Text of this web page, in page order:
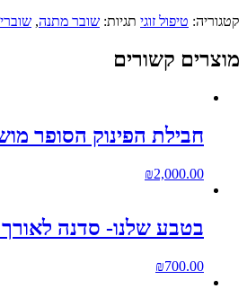
קטגוריה: טיפול זוגי תגיות: שובר מתנה,
מוצרים קשורים
חבילת הפינוק הסופר
₪2,000.00
בטבע שלנו- סדנה לאורך
₪700.00